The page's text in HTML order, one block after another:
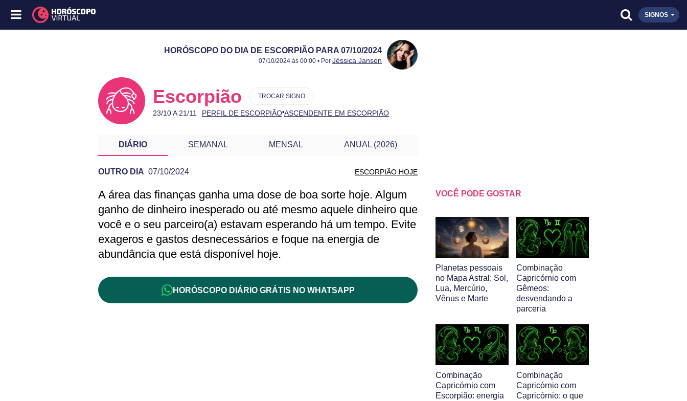
SIGNOS
HORÓSCOPO DO DIA DE ESCORPIÃO PARA 07/10/2024
Publicado:
07/10/2024
Atualizado:
07/10/2024
07/10/2024 às 00:00 • Por Jéssica Jansen
Escorpião
23/10 A 21/11 PERFIL DE ESCORPIÃO•ASCENDENTE EM ESCORPIÃO
TROCAR SIGNO
DIÁRIO SEMANAL MENSAL ANUAL (2026)
OUTRO DIA 07/10/2024 ESCORPIÃO HOJE
PREVISÃO DE ESCORPIÃO PARA OUTRO DIA
A área das finanças ganha uma dose de boa sorte hoje. Algum
ganho de dinheiro inesperado ou até mesmo aquele dinheiro que
você e o seu parceiro(a) estavam esperando há um tempo. Evite
exageros e gastos desnecessários e foque na energia de
abundância que está disponível hoje.
HORÓSCOPO DIÁRIO GRÁTIS NO WHATSAPP
VOCÊ PODE GOSTAR
Planetas pessoais
no Mapa Astral: Sol,
Lua, Mercúrio,
Vênus e Marte
Combinação
Capricórnio com
Gêmeos:
desvendando a
parceria
Combinação
Capricórnio com
Escorpião: energia
Combinação
Capricórnio com
Capricórnio: o que